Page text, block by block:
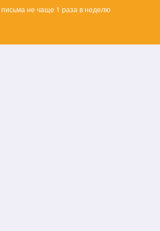
не чаще 1 раза в неделю